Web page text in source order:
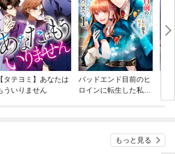
【タテヨミ】あなたは
ういりません
バッドエンド目前のヒ
ロインに転生した私、
もっと見る